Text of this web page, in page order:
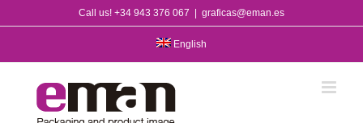
to
Call us! +34 943 376 067 graficas@eman.es
English